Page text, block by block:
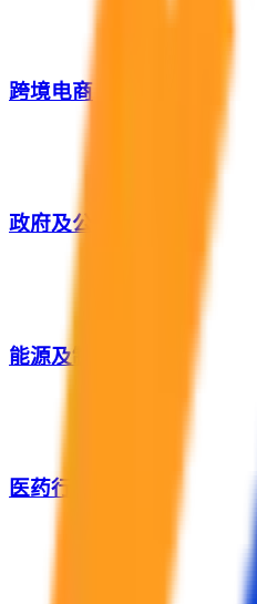
跨境电商
政府及公共服务
能源及制造业
医药行业